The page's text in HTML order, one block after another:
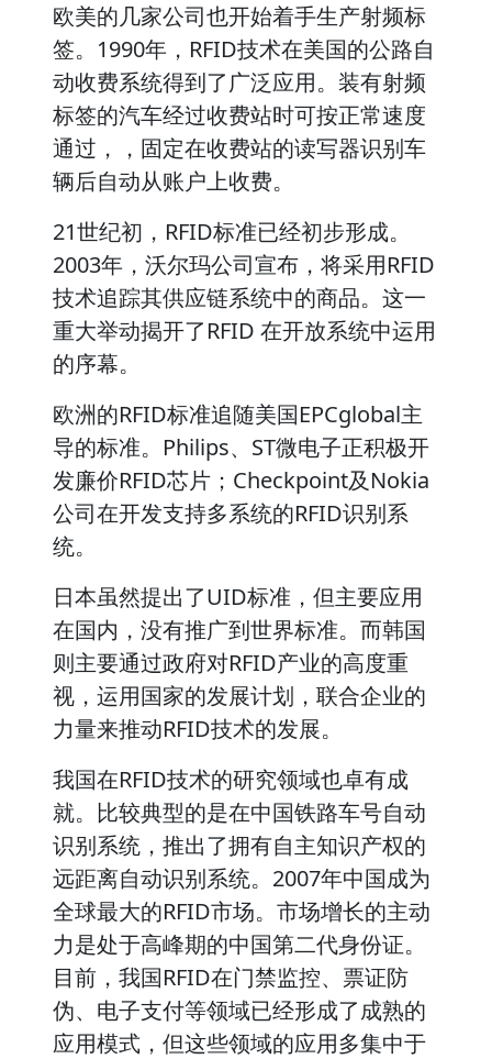
欧美的几家公司也开始着手生产射频标
签。1990年，RFID技术在美国的公路自
动收费系统得到了广泛应用。装有射频
标签的汽车经过收费站时可按正常速度
通过，，固定在收费站的读写器识别车
辆后自动从账户上收费。
21世纪初，RFID标准已经初步形成。
2003年，沃尔玛公司宣布，将采用RFID
技术追踪其供应链系统中的商品。这一
重大举动揭开了RFID 在开放系统中运用
的序幕。
欧洲的RFID标准追随美国EPCglobal主
导的标准。Philips、ST微电子正积极开
发廉价RFID芯片；Checkpoint及Nokia
公司在开发支持多系统的RFID识别系
统。
日本虽然提出了UID标准，但主要应用
在国内，没有推广到世界标准。而韩国
则主要通过政府对RFID产业的高度重
视，运用国家的发展计划，联合企业的
力量来推动RFID技术的发展。
我国在RFID技术的研究领域也卓有成
就。比较典型的是在中国铁路车号自动
识别系统，推出了拥有自主知识产权的
远距离自动识别系统。2007年中国成为
全球最大的RFID市场。市场增长的主动
力是处于高峰期的中国第二代身份证。
目前，我国RFID在门禁监控、票证防
伪、电子支付等领域已经形成了成熟的
应用模式，但这些领域的应用多集中于